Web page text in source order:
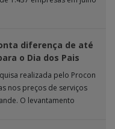
diferença de até
o Dia dos Pais
realizada pelo Procon
nos preços de serviços
O levantamento